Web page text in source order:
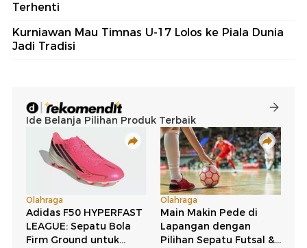
Terhenti
Kurniawan Mau Timnas U-17 Lolos ke Piala Dunia
Jadi Tradisi